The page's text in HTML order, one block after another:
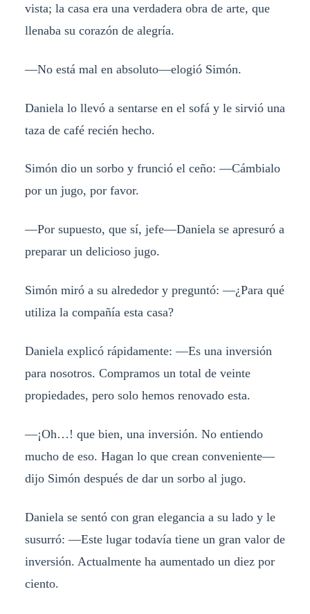
vista; la casa era una verdadera obra de arte, que
llenaba su corazón de alegría.
—No está mal en absoluto—elogió Simón.
Daniela lo llevó a sentarse en el sofá y le sirvió una
taza de café recién hecho.
Simón dio un sorbo y frunció el ceño: —Cámbialo
por un jugo, por favor.
—Por supuesto, que sí, jefe—Daniela se apresuró a
preparar un delicioso jugo.
Simón miró a su alrededor y preguntó: —¿Para qué
utiliza la compañía esta casa?
Daniela explicó rápidamente: —Es una inversión
para nosotros. Compramos un total de veinte
propiedades, pero solo hemos renovado esta.
—¡Oh…! que bien, una inversión. No entiendo
mucho de eso. Hagan lo que crean conveniente—
dijo Simón después de dar un sorbo al jugo.
Daniela se sentó con gran elegancia a su lado y le
susurró: —Este lugar todavía tiene un gran valor de
inversión. Actualmente ha aumentado un diez por
ciento.